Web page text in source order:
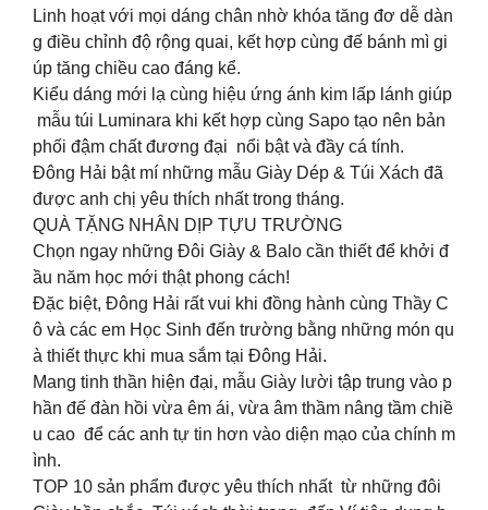
Linh hoạt với mọi dáng chân nhờ khóa tăng đơ dễ dàn
g điều chỉnh độ rộng quai, kết hợp cùng đế bánh mì gi
úp tăng chiều cao đáng kể.
Kiểu dáng mới lạ cùng hiệu ứng ánh kim lấp lánh giúp
mẫu túi Luminara khi kết hợp cùng Sapo tạo nên bản
phối đậm chất đương đại nổi bật và đầy cá tính.
Đông Hải bật mí những mẫu Giày Dép & Túi Xách đã
được anh chị yêu thích nhất trong tháng.
QUÀ TẶNG NHÂN DỊP TỰU TRƯỜNG
Chọn ngay những Đôi Giày & Balo cần thiết để khởi đ
ầu năm học mới thật phong cách!
Đặc biệt, Đông Hải rất vui khi đồng hành cùng Thầy C
ô và các em Học Sinh đến trường bằng những món qu
à thiết thực khi mua sắm tại Đông Hải.
Mang tinh thần hiện đại, mẫu Giày lười tập trung vào p
hần đế đàn hồi vừa êm ái, vừa âm thầm nâng tầm chiề
u cao để các anh tự tin hơn vào diện mạo của chính m
ình.
TOP 10 sản phẩm được yêu thích nhất từ những đôi